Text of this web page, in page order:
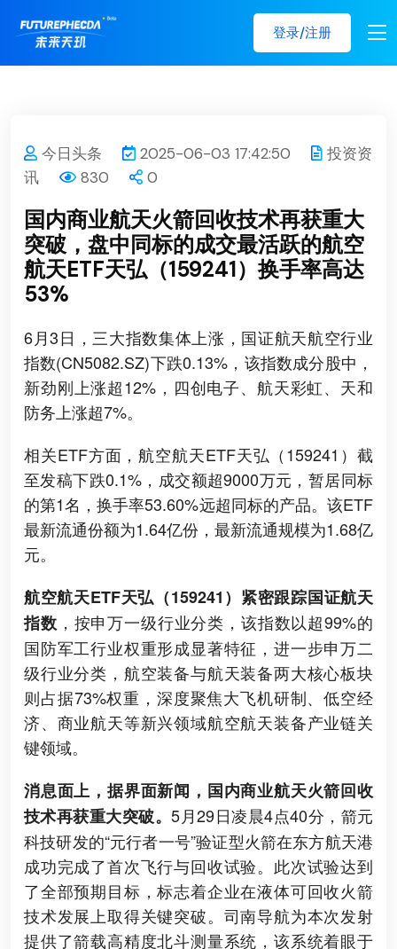
登录/注册
今日头条 2025-06-03 17:42:50
投资资
讯
830 0
国内商业航天火箭回收技术再获重大
突破，盘中同标的成交最活跃的航空
航天ETF天弘（159241）换手率高达
53%
6月3日，三大指数集体上涨，国证航天航空行业
指数(CN5082.SZ)下跌0.13%，该指数成分股中，
新劲刚上涨超12%，四创电子、航天彩虹、天和
防务上涨超7%。
相关ETF方面，航空航天ETF天弘（159241）截
至发稿下跌0.1%，成交额超9000万元，暂居同标
的第1名，换手率53.60%远超同标的产品。该ETF
最新流通份额为1.64亿份，最新流通规模为1.68亿
元。
航空航天ETF天弘（159241）紧密跟踪国证航天
指数 ，按申万一级行业分类，该指数以超99%的
国防军工行业权重形成显著特征，进一步申万二
级行业分类，航空装备与航天装备两大核心板块
则占据73%权重，深度聚焦大飞机研制、低空经
济、商业航天等新兴领域航空航天装备产业链关
键领域。
消息面上，据界面新闻，国内商业航天火箭回收
技术再获重大突破。5月29日凌晨4点40分，箭元
科技研发的“元行者一号”验证型火箭在东方航天港
成功完成了首次飞行与回收试验。此次试验达到
了全部预期目标，标志着企业在液体可回收火箭
技术发展上取得关键突破。司南导航为本次发射
提供了箭载高精度北斗测量系统，该系统着眼于